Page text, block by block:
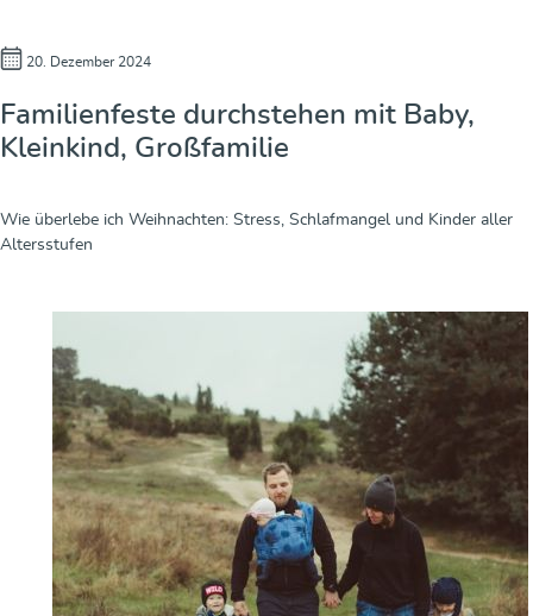
20. Dezember 2024
Familienfeste durchstehen mit Baby,
Kleinkind, Großfamilie
Wie überlebe ich Weihnachten: Stress, Schlafmangel und Kinder aller
Altersstufen